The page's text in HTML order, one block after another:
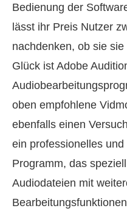
Bedienung der
lässt ihr Preis Nutzer
nachdenken, ob sie
Glück ist Adobe
oben empfohlene
ebenfalls einen
ein professionelles
Programm, das
Audiodateien mit